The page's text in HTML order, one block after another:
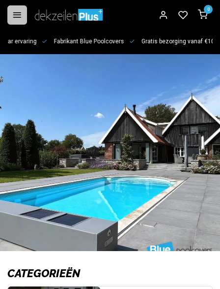
0
jaar ervaring Fabrikant Blue Poolcovers Gratis bezorging vanaf €100*
CATEGORIEËN